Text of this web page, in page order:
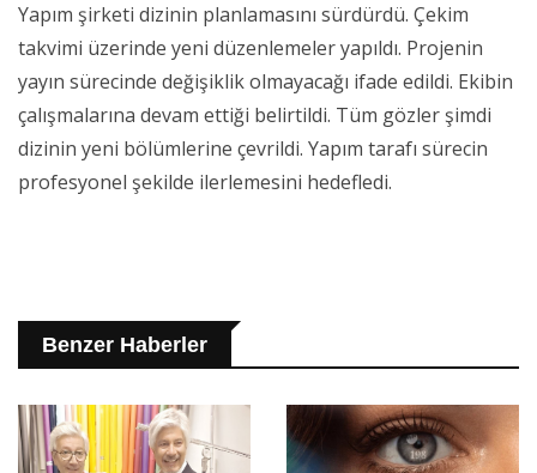
Yapım şirketi dizinin planlamasını sürdürdü. Çekim
takvimi üzerinde yeni düzenlemeler yapıldı. Projenin
yayın sürecinde değişiklik olmayacağı ifade edildi. Ekibin
çalışmalarına devam ettiği belirtildi. Tüm gözler şimdi
dizinin yeni bölümlerine çevrildi. Yapım tarafı sürecin
profesyonel şekilde ilerlemesini hedefledi.
Benzer Haberler